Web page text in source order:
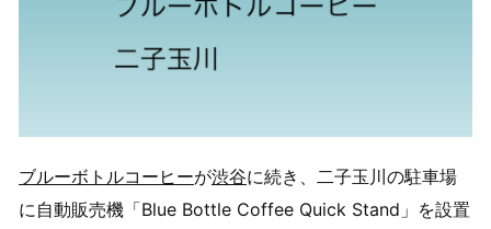
ブルーボトルコーヒーが渋谷に続き、二子玉川の駐車場
に自動販売機「Blue Bottle Coffee Quick Stand」を設置